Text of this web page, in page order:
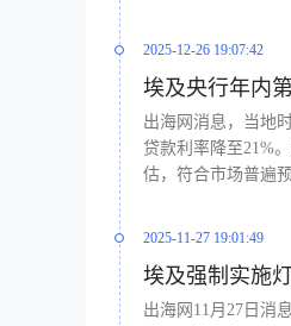
2025-12-26 19:07:42
埃及央行年内
出海网消息，当地
贷款利率降至21%
估，符合市场普遍预
2025-11-27 19:01:49
埃及强制实施
出海网11月27日消